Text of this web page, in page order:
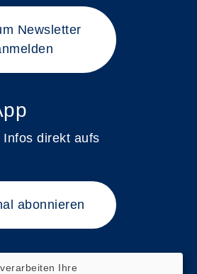
Newsletter
Infos direkt aufs
abonnieren
Ihre